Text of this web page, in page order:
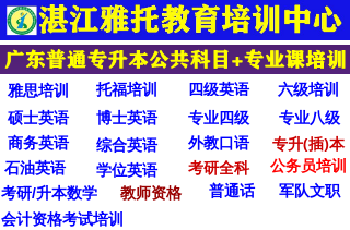
雅思培训
硕士英语
商务英语
博士英语
托福培训
综合英语
专业四级
四级英语
外教口语
专业八级
六级培训
专升(插)本
石油英语
学位英语 公务员培训
考研全科
教师资格
普通话 军队文职
考研/升本数学
会计资格考试培训